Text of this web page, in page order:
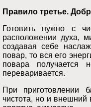
Правило третье.
Готовить нужно с
расположении духа,
создавая себе
повар, то вся его
повара получается
переваривается.
При приготовлении
чистота, но и